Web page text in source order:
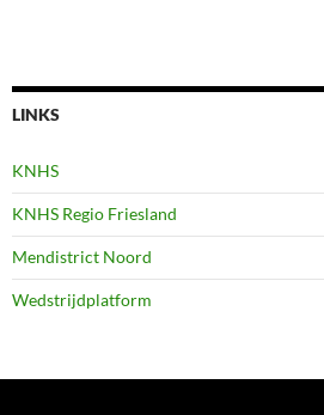
LINKS
KNHS
KNHS Regio Friesland
Mendistrict Noord
Wedstrijdplatform